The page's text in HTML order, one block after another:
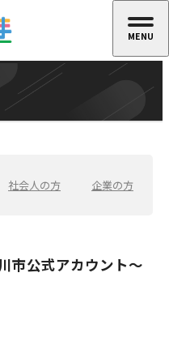
社会人の方 企業の方
市公式アカウント～
MENU